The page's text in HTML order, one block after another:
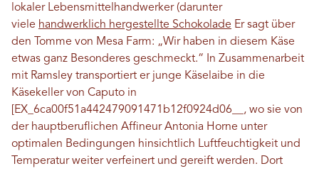
lokaler Lebensmittelhandwerker (darunter
viele handwerklich hergestellte Schokolade Er sagt über
den Tomme von Mesa Farm: „Wir haben in diesem Käse
etwas ganz Besonderes geschmeckt.“ In Zusammenarbeit
mit Ramsley transportiert er junge Käselaibe in die
Käsekeller von Caputo in
[EX_6ca00f51a442479091471b12f0924d06__, wo sie von
der hauptberuflichen Affineur Antonia Horne unter
optimalen Bedingungen hinsichtlich Luftfeuchtigkeit und
Temperatur weiter verfeinert und gereift werden. Dort